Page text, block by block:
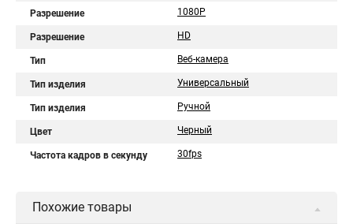
Разрешение 1080P
Разрешение HD
Тип Веб-камера
Тип изделия Универсальный
Тип изделия Ручной
Цвет Черный
Частота кадров в секунду 30fps
Похожие товары